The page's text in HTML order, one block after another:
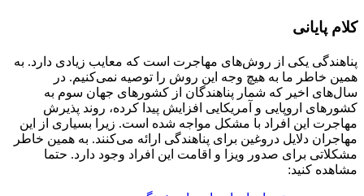
کلام پایانی
پناهندگی یکی از روش‌های مهاجرت است که معایب زیادی دارد. به
همین خاطر ما به هیچ وجه این روش را توصیه نمی‌کنیم. در
سال‌های اخیر که شمار پناهندگان از کشورهای جهان سوم به
کشورهای اروپایی و آمریکایی افزایش پیدا کرده، روند پذیرش
مهاجرت این افراد با مشکل مواجه شده است. زیرا بسیاری از این
مهاجران دلایل دروغین برای پناهندگی ارائه می‌کنند. به همین خاطر
مشکلاتی برای صدور ویزا و اقامت این افراد وجود دارد. حتما
مشاهده کنید: